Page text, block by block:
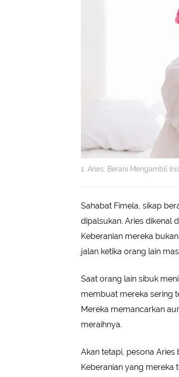
1. Aries: Berani Mengambil
Sahabat Fimela, sikap
dipalsukan. Aries dikenal
Keberanian mereka
jalan ketika orang lain
Saat orang lain sibuk
membuat mereka sering
Mereka memancarkan
meraihnya.
Akan tetapi, pesona
Keberanian yang mereka